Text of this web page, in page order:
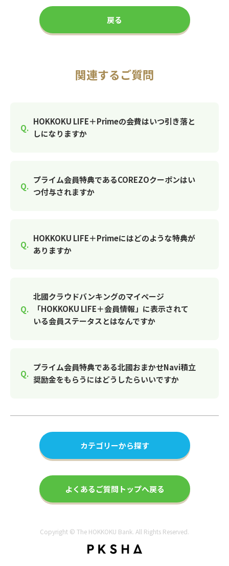
戻る
関連するご質問
HOKKOKU LIFE＋Primeの会費はいつ引き落と
しになりますか
プライム会員特典であるCOREZOクーポンはい
つ付与されますか
HOKKOKU LIFE＋Primeにはどのような特典が
ありますか
北國クラウドバンキングのマイページ
「HOKKOKU LIFE＋会員情報」に表示されて
いる会員ステータスとはなんですか
プライム会員特典である北國おまかせNavi積立
奨励金をもらうにはどうしたらいいですか
カテゴリーから探す
よくあるご質問トップへ戻る
Copyright © The HOKKOKU Bank. All Rights Reserved.